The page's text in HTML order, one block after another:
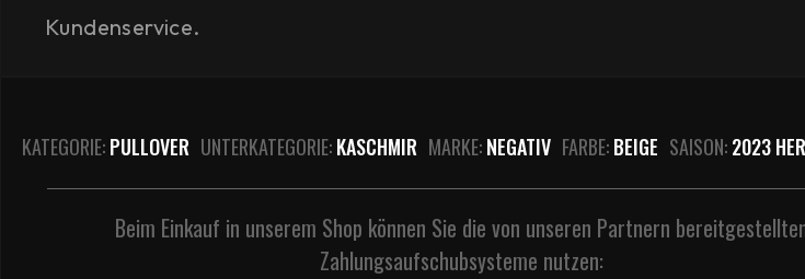
Kundenservice.
KATEGORIE:PULLOVER UNTERKATEGORIE:KASCHMIR MARKE:NEGATIV FARBE:BEIGE SAISON:2023
Beim Einkauf in unserem Shop können Sie die von unseren Partnern
Zahlungsaufschubsysteme nutzen: